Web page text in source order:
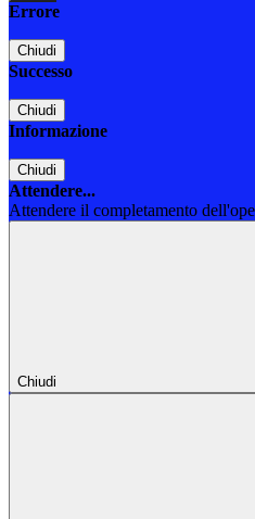
Errore
Chiudi
Successo
Chiudi
Informazione
Chiudi
Attendere...
Attendere il completamento
Chiudi